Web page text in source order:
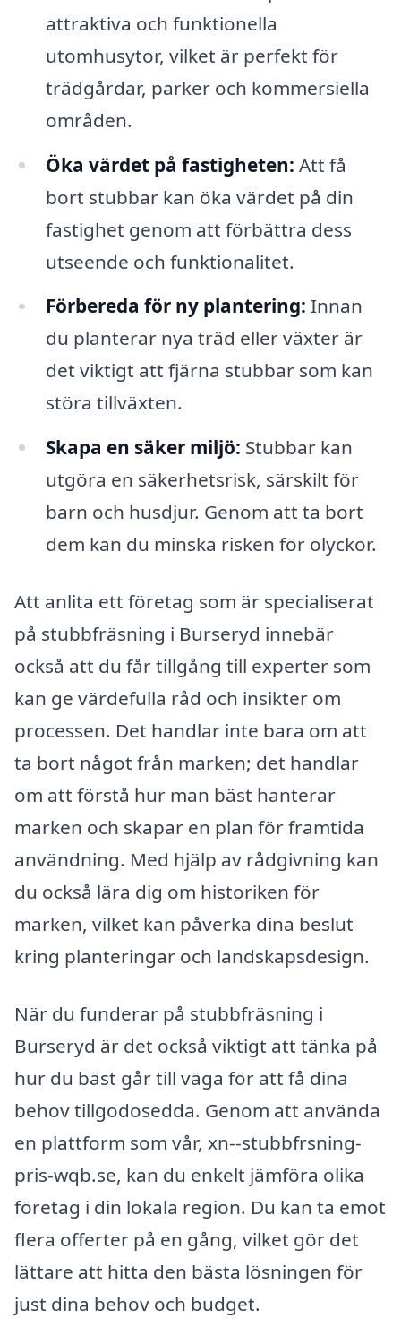
attraktiva och funktionella
utomhusytor, vilket är perfekt för
trädgårdar, parker och kommersiella
områden.
Öka värdet på fastigheten: Att få
bort stubbar kan öka värdet på din
fastighet genom att förbättra dess
utseende och funktionalitet.
Förbereda för ny plantering: Innan
du planterar nya träd eller växter är
det viktigt att fjärna stubbar som kan
störa tillväxten.
Skapa en säker miljö: Stubbar kan
utgöra en säkerhetsrisk, särskilt för
barn och husdjur. Genom att ta bort
dem kan du minska risken för olyckor.
Att anlita ett företag som är specialiserat
på stubbfräsning i Burseryd innebär
också att du får tillgång till experter som
kan ge värdefulla råd och insikter om
processen. Det handlar inte bara om att
ta bort något från marken; det handlar
om att förstå hur man bäst hanterar
marken och skapar en plan för framtida
användning. Med hjälp av rådgivning kan
du också lära dig om historiken för
marken, vilket kan påverka dina beslut
kring planteringar och landskapsdesign.
När du funderar på stubbfräsning i
Burseryd är det också viktigt att tänka på
hur du bäst går till väga för att få dina
behov tillgodosedda. Genom att använda
en plattform som vår, xn--stubbfrsning-
pris-wqb.se, kan du enkelt jämföra olika
företag i din lokala region. Du kan ta emot
flera offerter på en gång, vilket gör det
lättare att hitta den bästa lösningen för
just dina behov och budget.